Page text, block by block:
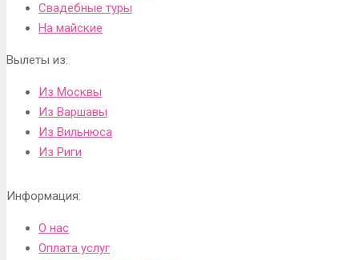
Свадебные туры
На майские
Вылеты из:
Из Москвы
Из Варшавы
Из Вильнюса
Из Риги
Информация:
О нас
Оплата услуг